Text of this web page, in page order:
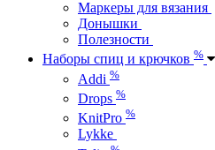
Маркеры для вязания
Донышки
Полезности
Наборы спиц и крючков %
Addi %
Drops %
KnitPro %
Lykke